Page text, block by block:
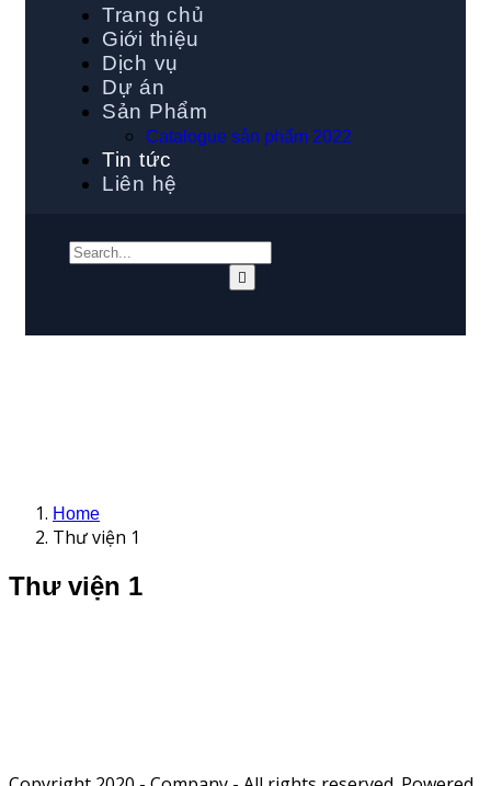
Trang chủ
Giới thiệu
Dịch vụ
Dự án
Sản Phẩm
Catalogue sản phẩm 2022
Tin tức
Liên hệ
Home
Thư viện 1
Thư viện 1